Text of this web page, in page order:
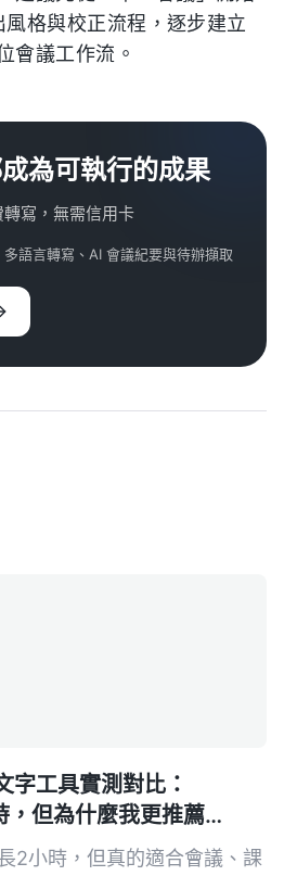
格與校正流程，逐步建立
會議工作流。
為可執行的成果
寫，無需信用卡
語言轉寫、AI 會議紀要與待辦擷取
工具實測對比：
但為什麼我更推薦
2小時，但真的適合會議、課